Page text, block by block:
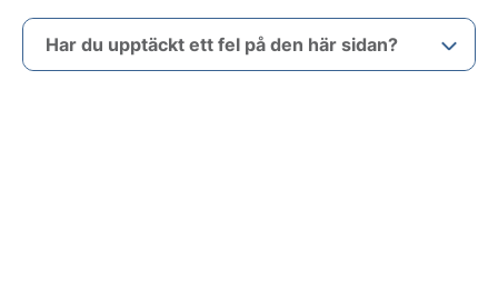
Har du upptäckt ett fel på den här sidan?